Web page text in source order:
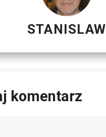
STANISLAW
komentarz